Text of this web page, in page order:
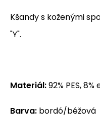
Kšandy s koženými
"Y".
Materiál:92% PES,
Barva: bordó/béžová